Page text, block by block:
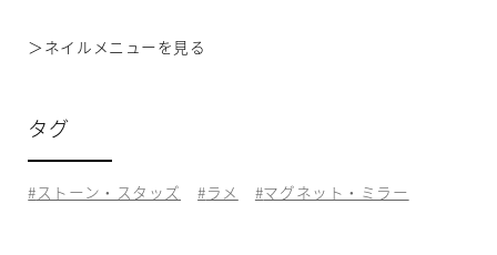
＞ ネイルメニューを見る
タグ
ストーン・スタッズ ラメ マグネット・ミラー